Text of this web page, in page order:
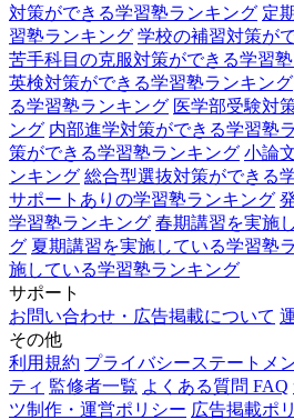
対策ができる学習塾ランキング 定
習塾ランキング 学校の補習対策が
苦手科目の克服対策ができる学習
英検対策ができる学習塾ランキング
る学習塾ランキング 医学部受験対
ング 内部進学対策ができる学習塾
策ができる学習塾ランキング 小論
ンキング 総合型選抜対策ができる
サポートありの学習塾ランキング
学習塾ランキング 春期講習を実施
グ 夏期講習を実施している学習塾
施している学習塾ランキング
サポート
お問い合わせ・広告掲載について
その他
利用規約 プライバシーステートメ
ティ 監修者一覧 よくある質問 FAQ
ツ制作・運営ポリシー 広告掲載ポ